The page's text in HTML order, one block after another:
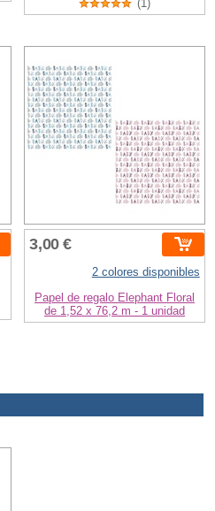
(1)
3,00 €
2 colores disponibles
Papel de regalo Elephant Floral
de 1,52 x 76,2 m - 1 unidad